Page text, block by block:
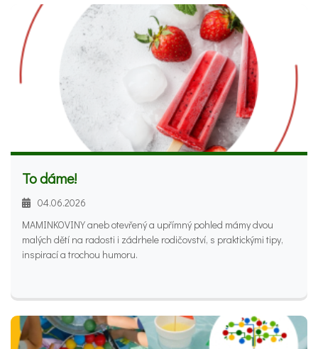
To dáme!
04.06.2026
MAMINKOVINY aneb otevřený a upřímný pohled mámy dvou
malých dětí na radosti i zádrhele rodičovství, s praktickými tipy,
inspirací a trochou humoru.